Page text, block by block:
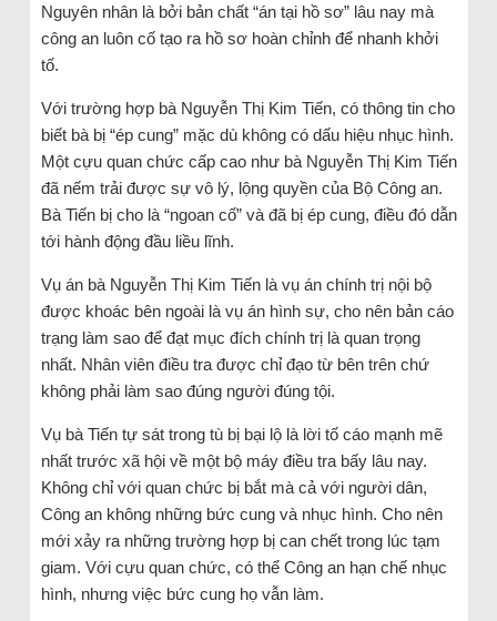
Nguyên nhân là bởi bản chất “án tại hồ sơ” lâu nay mà
công an luôn cố tạo ra hồ sơ hoàn chỉnh để nhanh khởi
tố.
Với trường hợp bà Nguyễn Thị Kim Tiến, có thông tin cho
biết bà bị “ép cung” mặc dù không có dấu hiệu nhục hình.
Một cựu quan chức cấp cao như bà Nguyễn Thị Kim Tiến
đã nếm trải được sự vô lý, lộng quyền của Bộ Công an.
Bà Tiến bị cho là “ngoan cố” và đã bị ép cung, điều đó dẫn
tới hành động đầu liều lĩnh.
Vụ án bà Nguyễn Thị Kim Tiến là vụ án chính trị nội bộ
được khoác bên ngoài là vụ án hình sự, cho nên bản cáo
trạng làm sao để đạt mục đích chính trị là quan trọng
nhất. Nhân viên điều tra được chỉ đạo từ bên trên chứ
không phải làm sao đúng người đúng tội.
Vụ bà Tiến tự sát trong tù bị bại lộ là lời tố cáo mạnh mẽ
nhất trước xã hội về một bộ máy điều tra bấy lâu nay.
Không chỉ với quan chức bị bắt mà cả với người dân,
Công an không những bức cung và nhục hình. Cho nên
mới xảy ra những trường hợp bị can chết trong lúc tạm
giam. Với cựu quan chức, có thể Công an hạn chế nhục
hình, nhưng việc bức cung họ vẫn làm.